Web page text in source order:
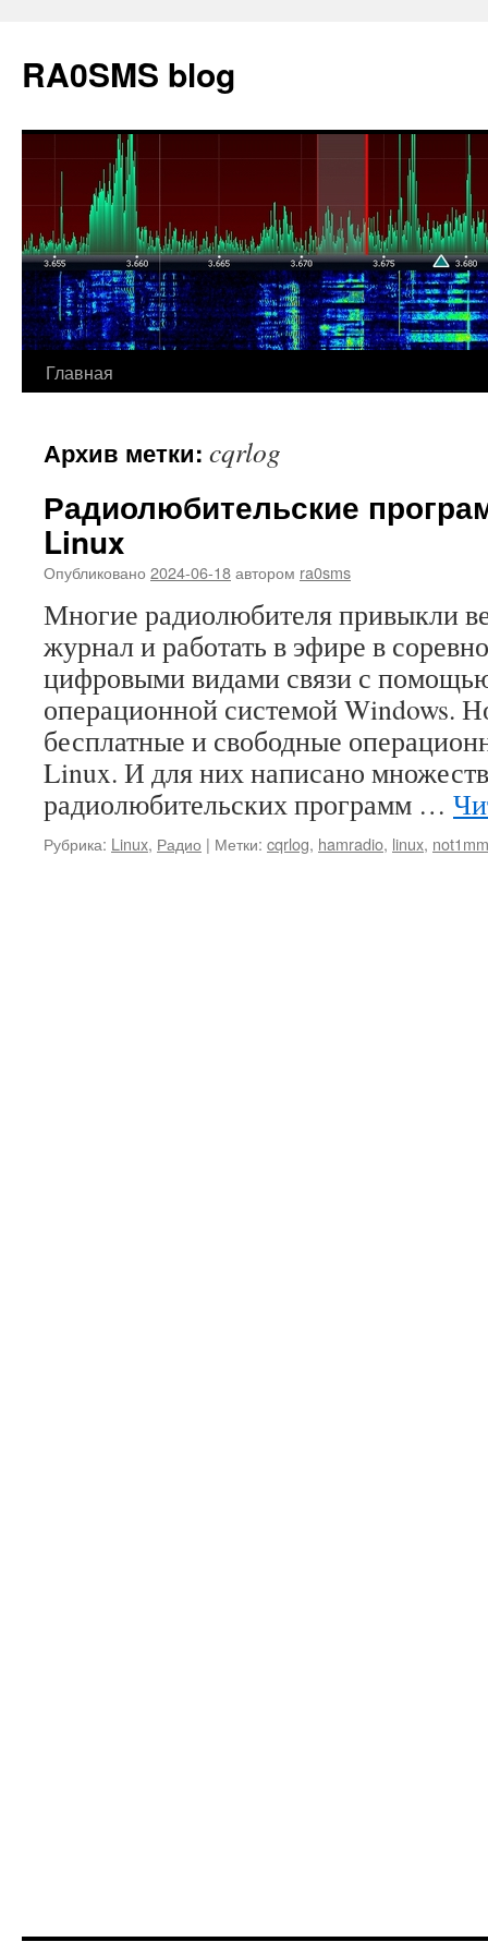
содержимому
RA0SMS blog
Главная
Архив метки: cqrlog
Радиолюбительские
Linux
Опубликовано 2024-06-18автором ra0sms
Многие радиолюбителя привыкли
журнал и работать в эфире в
цифровыми видами связи с
операционной системой Windows.
бесплатные и свободные
Linux. И для них написано
радиолюбительских программ …
Рубрика: Linux, Радио | Метки: cqrlog, hamradio, linux, not1mm